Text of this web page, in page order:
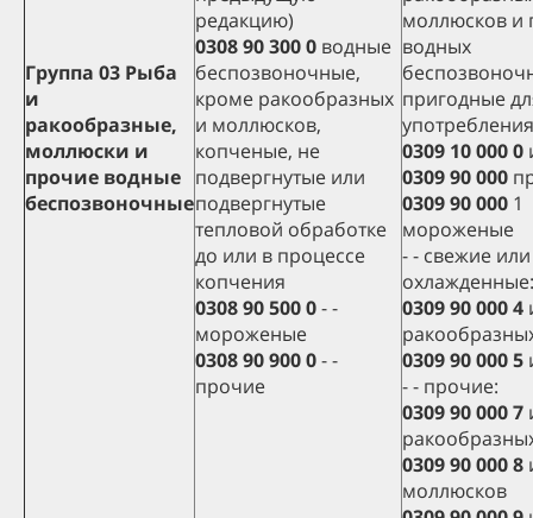
Группа 03 Рыба
и
ракообразные,
моллюски и
прочие водные
беспозвоночные
редакцию)
0308 90 300 0 водные
беспозвоночные,
кроме ракообразных
и моллюсков,
копченые, не
подвергнутые или
подвергнутые
тепловой обработке
до или в процессе
копчения
0308 90 500 0- -
мороженые
0308 90 900 0- -
прочие
моллюсков и
водных
пригодные
0309 10 000 0
0309 90 000
0309 90 000 1
мороженые
- - свежие или
охлажденные:
0309 90 000 4
0309 90 000 5
- - прочие:
0309 90 000 7
0309 90 000 8
моллюсков